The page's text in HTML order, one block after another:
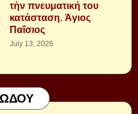
τὴν πνευματική του
κατάσταση. Ἁγιος
Παΐσιος
July 13, 2026